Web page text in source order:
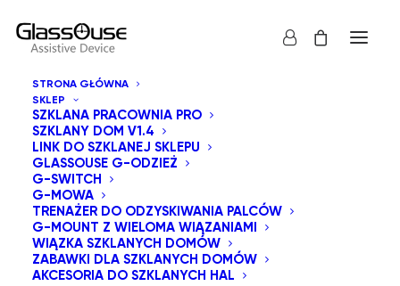
STRONA GŁÓWNA
SKLEP
SZKLANA PRACOWNIA PRO
SZKLANY DOM V1.4
LINK DO SZKLANEJ SKLEPU
GLASSOUSE G-ODZIEŻ
G-SWITCH
G-MOWA
TRENAŻER DO ODZYSKIWANIA PALCÓW
G-MOUNT Z WIELOMA WIĄZANIAMI
WIĄZKA SZKLANYCH DOMÓW
ZABAWKI DLA SZKLANYCH DOMÓW
AKCESORIA DO SZKLANYCH HAL
Pokaż wszystko Zabawki dla szklanych Domów
Sortuj od najnowszych
Domyślne sortowanie
Sortuj wg popularności